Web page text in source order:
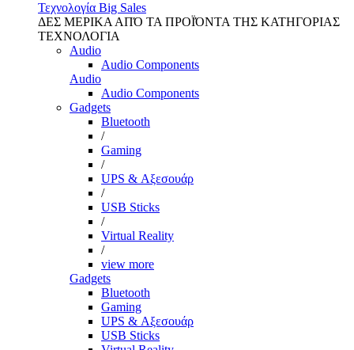
Τεχνολογία Big Sales
ΔΕΣ ΜΕΡΙΚΑ ΑΠΌ ΤΑ ΠΡΟΪΌΝΤΑ ΤΗΣ ΚΑΤΗΓΟΡΙΑΣ
ΤΕΧΝΟΛΟΓΙΑ
Audio
Audio Components
Audio
Audio Components
Gadgets
Bluetooth
/
Gaming
/
UPS & Αξεσουάρ
/
USB Sticks
/
Virtual Reality
/
view more
Gadgets
Bluetooth
Gaming
UPS & Αξεσουάρ
USB Sticks